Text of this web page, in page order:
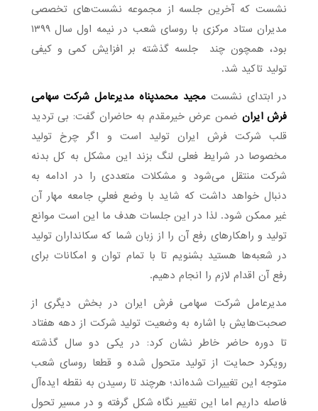
نشست که آخرین جلسه از مجموعه نشست‌های تخصصی
مدیران ستاد مرکزی با روسای شعب در نیمه اول سال ۱۳۹۹
بود، همچون چند جلسه گذشته بر افزایش کمی و کیفی
تولید تاکید شد.
در ابتدای نشستمجید محمدپناه مدیرعامل شرکت سهامی
فرش ایران ضمن عرض خیرمقدم به حاضران گفت: بی تردید
قلب شرکت فرش ایران تولید است و اگر چرخ تولید
مخصوصا در شرایط فعلی لنگ بزند این مشکل به کل بدنه
شرکت منتقل می‌شود و مشکلات متعددی را در ادامه به
دنبال خواهد داشت که شاید با وضع فعلیِ جامعه مهار آن
غیر ممکن شود. لذا در این جلسات هدف ما این است موانع
تولید و راهکارهای رفع آن را از زبان شما که سکانداران تولید
در شعبه‌ها هستید بشنویم تا با تمام توان و امکانات برای
رفع آن اقدام لازم را انجام دهیم.
مدیرعامل شرکت سهامی فرش ایران در بخش دیگری از
صحبت‌هایش با اشاره به وضعیت تولید شرکت از دهه هفتاد
تا دوره حاضر خاطر نشان کرد: در یکی دو سال گذشته
رویکرد حمایت از تولید متحول شده و قطعا روسای شعب
متوجه این تغییرات شده‌اند؛ هرچند تا رسیدن به نقطه ایده‌آل
فاصله داریم اما این تغییر نگاه شکل گرفته و در مسیر تحول